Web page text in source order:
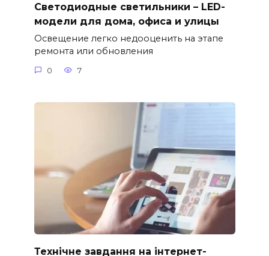
Светодиодные светильники – LED-
модели для дома, офиса и улицы
Освещение легко недооценить на этапе
ремонта или обновления
0 7
Технічне завдання на інтернет-